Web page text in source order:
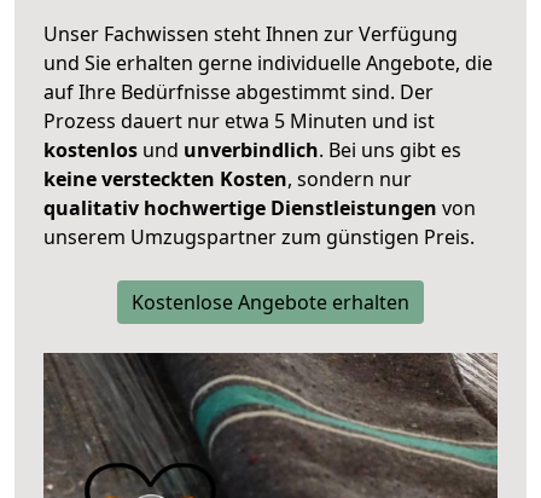
Unser Fachwissen steht Ihnen zur Verfügung
und Sie erhalten gerne individuelle Angebote, die
auf Ihre Bedürfnisse abgestimmt sind. Der
Prozess dauert nur etwa 5 Minuten und ist
kostenlos und unverbindlich. Bei uns gibt es
keine versteckten Kosten, sondern nur
qualitativ hochwertige Dienstleistungen von
unserem Umzugspartner zum günstigen Preis.
Kostenlose Angebote erhalten